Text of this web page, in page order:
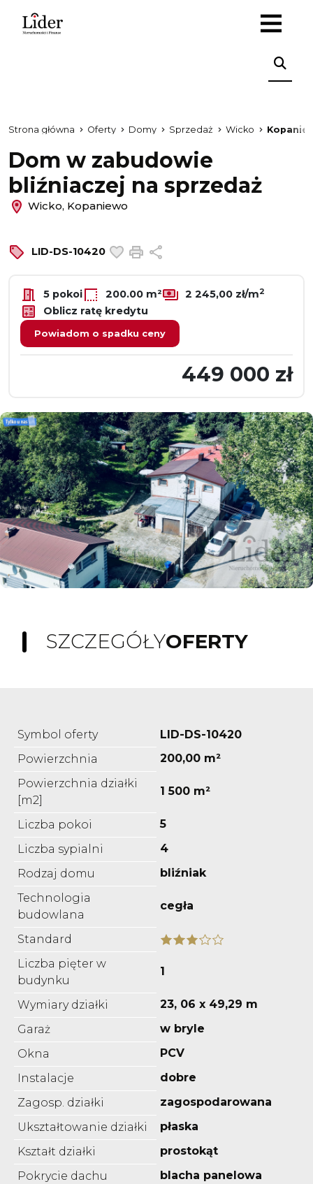
Strona główna Oferty Domy Sprzedaż Wicko
Dom w zabudowie
bliźniaczej na sprzedaż
Wicko, Kopaniewo
LID-DS-10420 Dodaj do ulubionych
Drukuj
5 pokoi 200.00 m² 2 245,00 zł/m2
Oblicz ratę kredytu
Powiadom o spadku ceny
449 000 zł
SZCZEGÓŁYOFERTY
Symbol oferty
LID-DS-10420
Powierzchnia
200,00 m²
Powierzchnia działki
[m2]
1 500 m²
Liczba pokoi
5
Liczba sypialni
4
Rodzaj domu
bliźniak
Technologia
budowlana
cegła
Standard
Liczba pięter w
budynku
1
Wymiary działki
23, 06 x 49,29 m
Garaż
w bryle
Okna
PCV
Instalacje
dobre
Zagosp. działki
zagospodarowana
Ukształtowanie działki
płaska
Kształt działki
prostokąt
Pokrycie dachu
blacha panelowa